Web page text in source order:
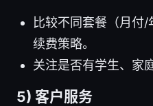
比较不同套餐（月付
续费策略。
关注是否有学生、家
5) 客户服务